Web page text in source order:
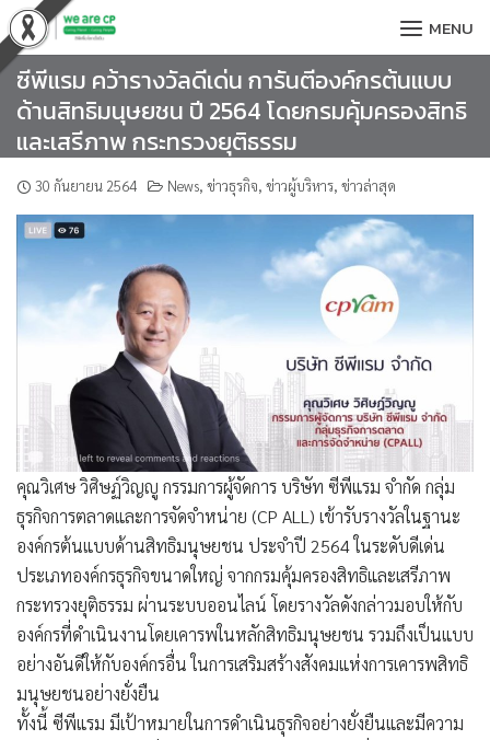
Skip
to
content
MENU
ซีพีแรม คว้ารางวัลดีเด่น การันตีองค์กรต้นแบบ
ด้านสิทธิมนุษยชน ปี 2564 โดยกรมคุ้มครองสิทธิ
และเสรีภาพ กระทรวงยุติธรรม
30 กันยายน 2564 News, ข่าวธุรกิจ, ข่าวผู้บริหาร, ข่าวล่าสุด
คุณวิเศษ วิศิษฏ์วิญญู กรรมการผู้จัดการ บริษัท ซีพีแรม จำกัด กลุ่ม
ธุรกิจการตลาดและการจัดจำหน่าย (CP ALL) เข้ารับรางวัลในฐานะ
องค์กรต้นแบบด้านสิทธิมนุษยชน ประจำปี 2564 ในระดับดีเด่น
ประเภทองค์กรธุรกิจขนาดใหญ่ จากกรมคุ้มครองสิทธิและเสรีภาพ
กระทรวงยุติธรรม ผ่านระบบออนไลน์ โดยรางวัลดังกล่าวมอบให้กับ
องค์กรที่ดำเนินงานโดยเคารพในหลักสิทธิมนุษยชน รวมถึงเป็นแบบ
อย่างอันดีให้กับองค์กรอื่น ในการเสริมสร้างสังคมแห่งการเคารพสิทธิ
มนุษยชนอย่างยั่งยืน
ทั้งนี้ ซีพีแรม มีเป้าหมายในการดำเนินธุรกิจอย่างยั่งยืนและมีความ